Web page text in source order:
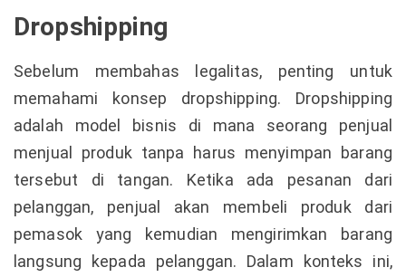
Dropshipping
Sebelum membahas legalitas, penting untuk
memahami konsep dropshipping. Dropshipping
adalah model bisnis di mana seorang penjual
menjual produk tanpa harus menyimpan barang
tersebut di tangan. Ketika ada pesanan dari
pelanggan, penjual akan membeli produk dari
pemasok yang kemudian mengirimkan barang
langsung kepada pelanggan. Dalam konteks ini,